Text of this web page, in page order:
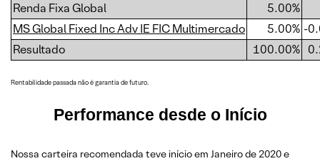
Renda Fixa Global
5.00%
MS Global Fixed Inc Adv IE FIC Multimercado
5.00% -
Resultado
100.00%
Rentabilidade passada não é garantia de futuro.
Performance desde o Início
Nossa carteira recomendada teve início em Janeiro de 2020 e